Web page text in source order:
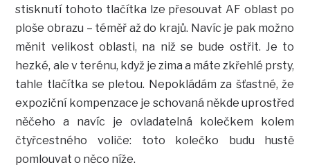
stisknutí tohoto tlačítka lze přesouvat AF oblast po
ploše obrazu – téměř až do krajů. Navíc je pak možno
měnit velikost oblasti, na niž se bude ostřit. Je to
hezké, ale v terénu, když je zima a máte zkřehlé prsty,
tahle tlačítka se pletou. Nepokládám za šťastné, že
expoziční kompenzace je schovaná někde uprostřed
něčeho a navíc je ovladatelná kolečkem kolem
čtyřcestného voliče: toto kolečko budu hustě
pomlouvat o něco níže.